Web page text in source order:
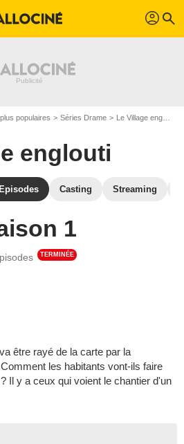
profil search
populaires Séries Drame Le Village englouti
englouti
Casting Streaming
1
TERMINÉE
être rayé de la carte par la
les habitants vont-ils faire
Il y a ceux qui voient le chantier d'un